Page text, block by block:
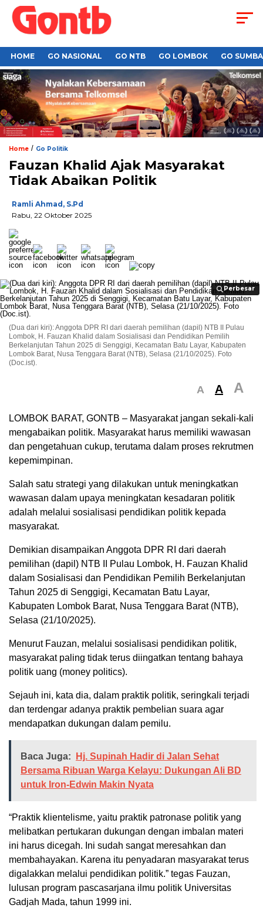
HOME GO NASIONAL GO NTB GO LOMBOK GO
Home / Go Politik
Fauzan Khalid Ajak Masyarakat
Tidak Abaikan Politik
Ramli Ahmad, S.Pd
Rabu, 22 Oktober 2025
Perbesar
Perbesar
(Dua dari kiri): Anggota DPR RI dari daerah pemilihan (dapil) NTB II Pulau
Lombok, H. Fauzan Khalid dalam Sosialisasi dan Pendidikan Pemilih
Berkelanjutan Tahun 2025 di Senggigi, Kecamatan Batu Layar, Kabupaten
Lombok Barat, Nusa Tenggara Barat (NTB), Selasa (21/10/2025). Foto
(Doc.ist).
A A A
LOMBOK BARAT, GONTB – Masyarakat jangan sekali-kali
mengabaikan politik. Masyarakat harus memiliki wawasan
dan pengetahuan cukup, terutama dalam proses rekrutmen
kepemimpinan.
Salah satu strategi yang dilakukan untuk meningkatkan
wawasan dalam upaya meningkatan kesadaran politik
adalah melalui sosialisasi pendidikan politik kepada
masyarakat.
Demikian disampaikan Anggota DPR RI dari daerah
pemilihan (dapil) NTB II Pulau Lombok, H. Fauzan Khalid
dalam Sosialisasi dan Pendidikan Pemilih Berkelanjutan
Tahun 2025 di Senggigi, Kecamatan Batu Layar,
Kabupaten Lombok Barat, Nusa Tenggara Barat (NTB),
Selasa (21/10/2025).
Menurut Fauzan, melalui sosialisasi pendidikan politik,
masyarakat paling tidak terus diingatkan tentang bahaya
politik uang (money politics).
Sejauh ini, kata dia, dalam praktik politik, seringkali terjadi
dan terdengar adanya praktik pembelian suara agar
mendapatkan dukungan dalam pemilu.
Baca Juga:
Hj. Supinah Hadir di Jalan Sehat
Bersama Ribuan Warga Kelayu: Dukungan Ali BD
untuk Iron-Edwin Makin Nyata
“Praktik klientelisme, yaitu praktik patronase politik yang
melibatkan pertukaran dukungan dengan imbalan materi
ini harus dicegah. Ini sudah sangat meresahkan dan
membahayakan. Karena itu penyadaran masyarakat terus
digalakkan melalui pendidikan politik.” tegas Fauzan,
lulusan program pascasarjana ilmu politik Universitas
Gadjah Mada, tahun 1999 ini.